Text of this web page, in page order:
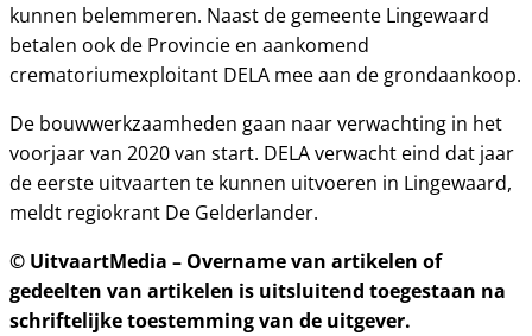
kunnen belemmeren. Naast de gemeente Lingewaard
betalen ook de Provincie en aankomend
crematoriumexploitant DELA mee aan de grondaankoop.
De bouwwerkzaamheden gaan naar verwachting in het
voorjaar van 2020 van start. DELA verwacht eind dat jaar
de eerste uitvaarten te kunnen uitvoeren in Lingewaard,
meldt regiokrant De Gelderlander.
© UitvaartMedia – Overname van artikelen of
gedeelten van artikelen is uitsluitend toegestaan na
schriftelijke toestemming van de uitgever.